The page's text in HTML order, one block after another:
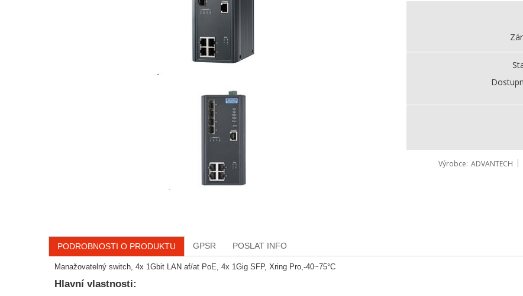
Výrobce ADVANTECH
PODROBNOSTI O PRODUKTU GPSR POSLAT INFO
Manažovatelný switch, 4x 1Gbit LAN af/at PoE, 4x 1Gig SFP, Xring Pro,-40~75°C
Hlavní vlastnosti: